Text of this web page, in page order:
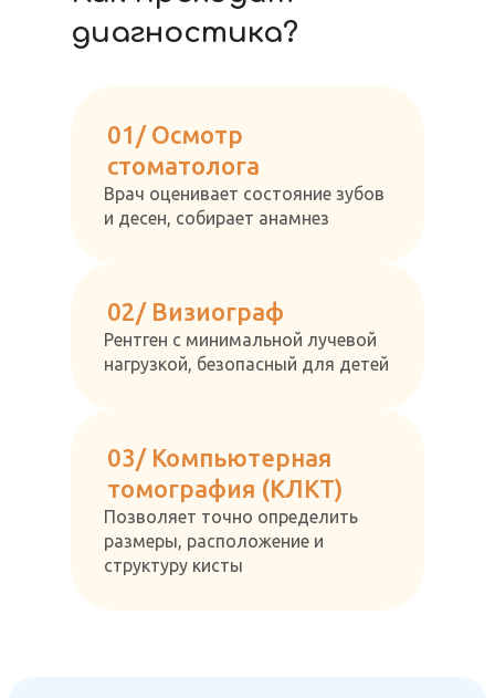
диагностика?
01/ Осмотр
стоматолога
Врач оценивает состояние зубов
и десен, собирает анамнез
02/ Визиограф
Рентген с минимальной лучевой
нагрузкой, безопасный для детей
03/ Компьютерная
томография (КЛКТ)
Позволяет точно определить
размеры, расположение и
структуру кисты